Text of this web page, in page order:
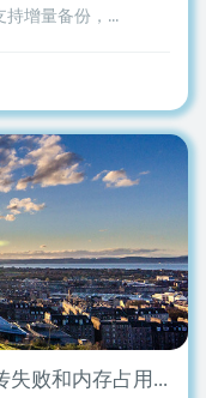
增量备份，...
解决Rclone挂载Google Drive时上传失败和内存占用高等问题